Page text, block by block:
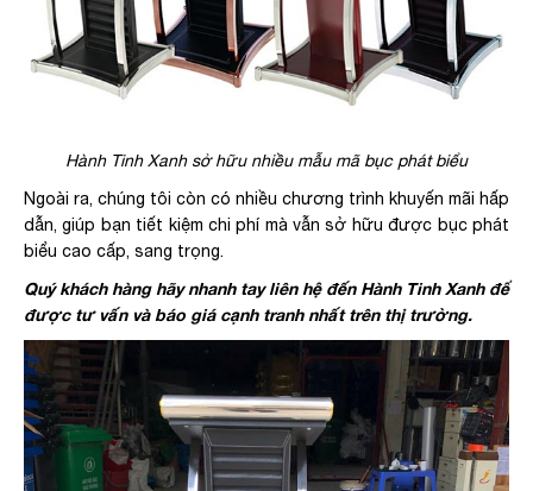
Hành Tinh Xanh sở hữu nhiều mẫu mã bục phát biểu
Ngoài ra, chúng tôi còn có nhiều chương trình khuyến mãi hấp
dẫn, giúp bạn tiết kiệm chi phí mà vẫn sở hữu được bục phát
biểu cao cấp, sang trọng.
Quý khách hàng hãy nhanh tay liên hệ đến Hành Tinh Xanh để
được tư vấn và báo giá cạnh tranh nhất trên thị trường.